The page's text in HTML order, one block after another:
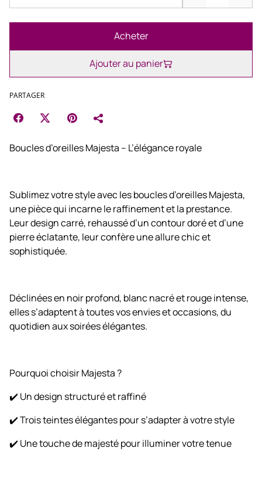
Acheter
Ajouter au panier
PARTAGER
Boucles d’oreilles Majesta – L’élégance royale
Sublimez votre style avec les boucles d’oreilles Majesta,
une pièce qui incarne le raffinement et la prestance.
Leur design carré, rehaussé d’un contour doré et d’une
pierre éclatante, leur confère une allure chic et
sophistiquée.
Déclinées en noir profond, blanc nacré et rouge intense,
elles s’adaptent à toutes vos envies et occasions, du
quotidien aux soirées élégantes.
Pourquoi choisir Majesta ?
✔️ Un design structuré et raffiné
✔️ Trois teintes élégantes pour s’adapter à votre style
✔️ Une touche de majesté pour illuminer votre tenue